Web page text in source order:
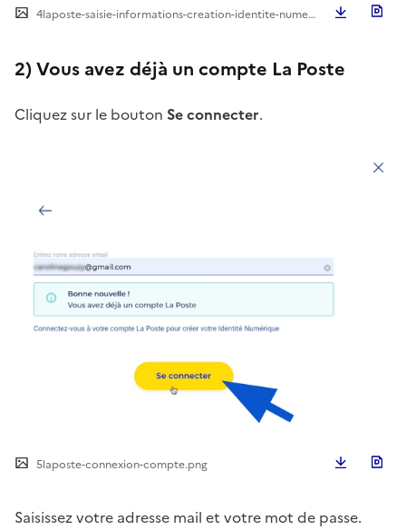
4laposte-saisie-informations-creation-identite-numerique.png
2) Vous avez déjà un compte La Poste
Cliquez sur le bouton Se connecter.
5laposte-connexion-compte.png
Saisissez votre adresse mail et votre mot de passe.